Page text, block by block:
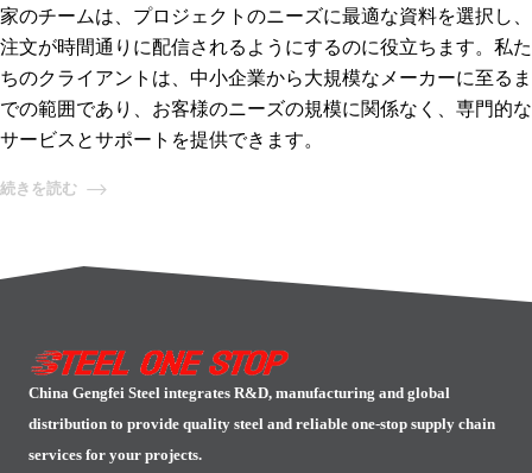
家のチームは、プロジェクトのニーズに最適な資料を選択し、
注文が時間通りに配信されるようにするのに役立ちます。私た
ちのクライアントは、中小企業から大規模なメーカーに至るま
での範囲であり、お客様のニーズの規模に関係なく、専門的な
サービスとサポートを提供できます。
続きを読む
China Gengfei Steel integrates R&D, manufacturing and global
distribution to provide quality steel and reliable one-stop supply chain
services for your projects.